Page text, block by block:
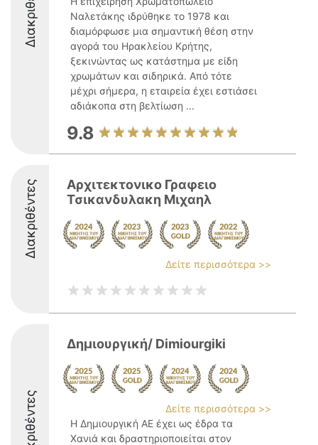
Ναλετάκης ιδρύθηκε το 1978 και
διαμόρφωσε μια σημαντική θέση στην
αγορά του Ηρακλείου Κρήτης,
ξεκινώντας ως κατάστημα με είδη
χρωμάτων και σιδηρικά. Από τότε
μέχρι σήμερα, η εταιρεία έχει εστιάσει
αδιάκοπα στη βελτίωση ...
9.8
Διακριθέντες
Αρχιτεκτονικο Γραφειο
Τσικανδυλακη Μιχαηλ
Δείτε περισσότερα >>
Δημιουργική/ Dimiourgiki
Δείτε περισσότερα >>
Η Δημιουργική ΑΕ έχει ως έδρα τα
Χανιά και δραστηριοποιείται στον